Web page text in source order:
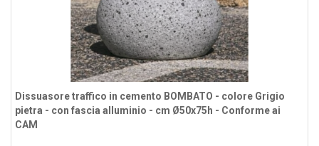
Dissuasore traffico in cemento BOMBATO - colore Grigio
pietra - con fascia alluminio - cm Ø50x75h - Conforme ai
CAM